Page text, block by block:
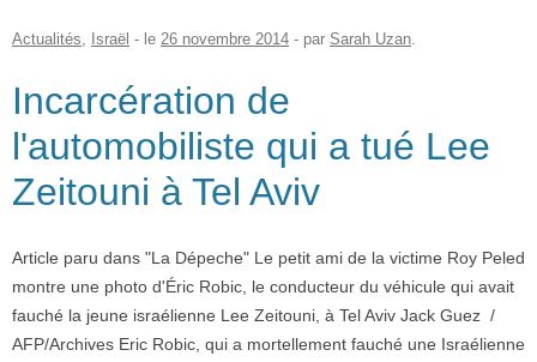
Actualités, Israël - le 26 novembre 2014 - par Sarah Uzan.
Incarcération de
l'automobiliste qui a tué Lee
Zeitouni à Tel Aviv
Article paru dans "La Dépeche" Le petit ami de la victime Roy Peled
montre une photo d'Éric Robic, le conducteur du véhicule qui avait
fauché la jeune israélienne Lee Zeitouni, à Tel Aviv Jack Guez /
AFP/Archives Eric Robic, qui a mortellement fauché une Israélienne